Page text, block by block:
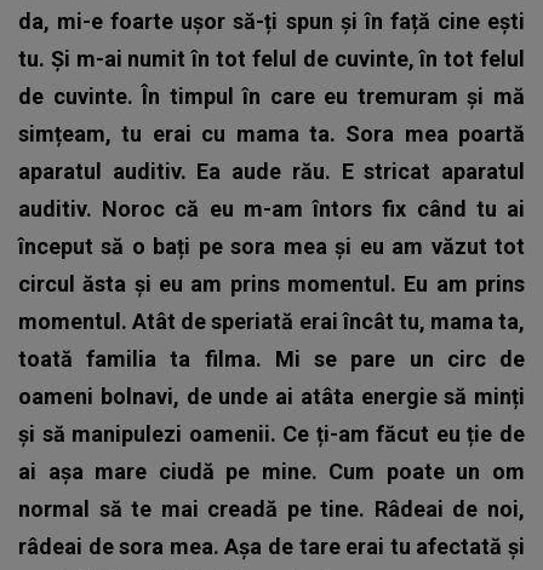
da, mi-e foarte ușor să-ți spun și în față cine ești
tu. Și m-ai numit în tot felul de cuvinte, în tot felul
de cuvinte. În timpul în care eu tremuram și mă
simțeam, tu erai cu mama ta. Sora mea poartă
aparatul auditiv. Ea aude rău. E stricat aparatul
auditiv. Noroc că eu m-am întors fix când tu ai
început să o bați pe sora mea și eu am văzut tot
circul ăsta și eu am prins momentul. Eu am prins
momentul. Atât de speriată erai încât tu, mama ta,
toată familia ta filma. Mi se pare un circ de
oameni bolnavi, de unde ai atâta energie să minți
și să manipulezi oamenii. Ce ți-am făcut eu ție de
ai așa mare ciudă pe mine. Cum poate un om
normal să te mai creadă pe tine. Râdeai de noi,
râdeai de sora mea. Așa de tare erai tu afectată și